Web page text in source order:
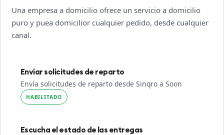
Una empresa a domicilio ofrece un servicio a domicilio
puro y puea domicilior cualquier pedido, desde cualquier
canal.
Enviar solicitudes de reparto
Envía solicitudes de reparto desde Sinqro a Soon
HABILITADO
Escucha el estado de las entregas